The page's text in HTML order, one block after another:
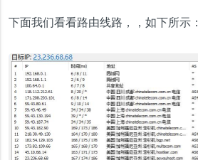
下面我们看看路由线路，，如下所示：